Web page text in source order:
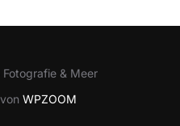
& Meer
von WPZOOM